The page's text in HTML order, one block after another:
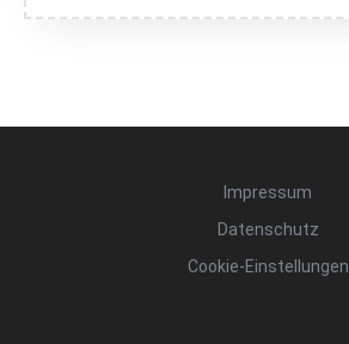
Impressum
Datenschutz
Cookie-Einstellungen